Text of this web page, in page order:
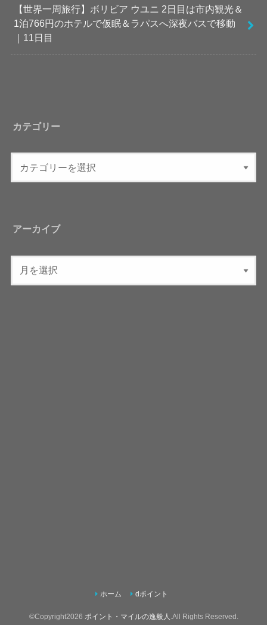
【世界一周旅行】ボリビア ウユニ 2日目は市内観光＆
1泊766円のホテルで仮眠＆ラパスへ深夜バスで移動
｜11日目
カテゴリー
アーカイブ
ホーム dポイント
©Copyright2026 ポイント・マイルの逸般人 .All Rights Reserved.